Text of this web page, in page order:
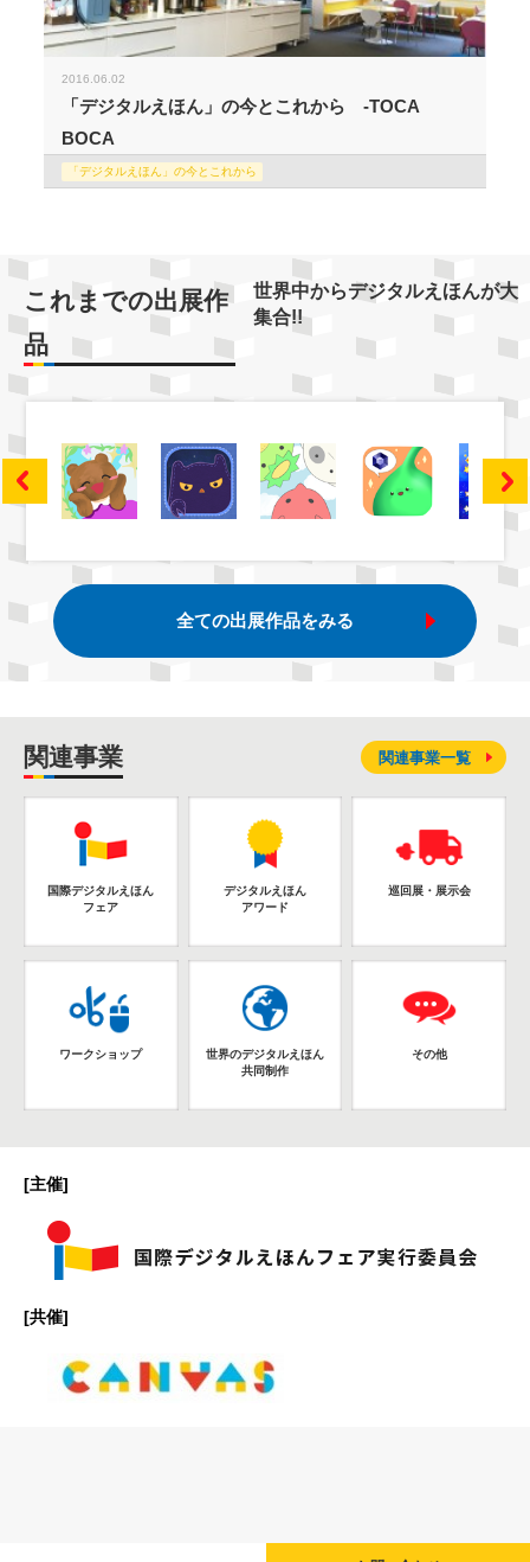
2016.06.02
「デジタルえほん」の今とこれから -TOCA
BOCA
「デジタルえほん」の今とこれから
これまでの出展作
品
世界中からデジタルえほんが大
集合!!
全ての出展作品をみる
関連事業
国際デジタルえほん
フェア
デジタルえほん
アワード
巡回展・展示会
ワークショップ
世界のデジタルえほん
共同制作
その他
関連事業一覧
[主催]
[共催]